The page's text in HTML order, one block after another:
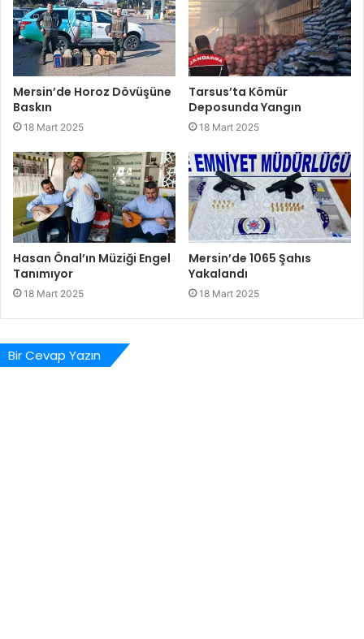
Mersin’de Horoz Dövüşüne
Baskın
18 Mart 2025
Tarsus’ta Kömür
Deposunda Yangın
18 Mart 2025
Hasan Önal’ın Müziği Engel
Tanımıyor
18 Mart 2025
Mersin’de 1065 Şahıs
Yakalandı
18 Mart 2025
Bir Cevap Yazın